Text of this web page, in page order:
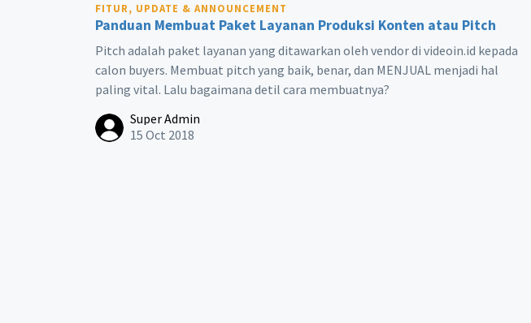
FITUR, UPDATE & ANNOUNCEMENT
Panduan Membuat Paket Layanan Produksi Konten atau Pitch
Pitch adalah paket layanan yang ditawarkan oleh vendor di videoin.id kepada
calon buyers. Membuat pitch yang baik, benar, dan MENJUAL menjadi hal
paling vital. Lalu bagaimana detil cara membuatnya?
Super Admin
15 Oct 2018